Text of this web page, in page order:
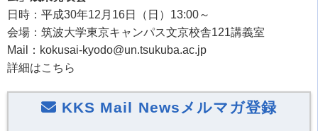
日時：平成30年12月16日（日）13:00～
会場：筑波大学東京キャンパス文京校舎121講義室
Mail：kokusai-kyodo@un.tsukuba.ac.jp
詳細はこちら
KKS Mail Newsメルマガ登録